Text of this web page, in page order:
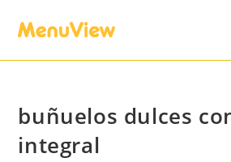
buñuelos dulces
integral